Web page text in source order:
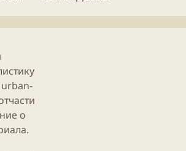
а
и
и
urban-
о